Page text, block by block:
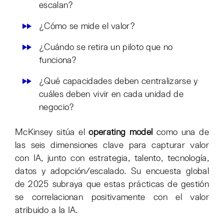
escalan?
¿Cómo se mide el valor?
¿Cuándo se retira un piloto que no
funciona?
¿Qué capacidades deben centralizarse y
cuáles deben vivir en cada unidad de
negocio?
McKinsey sitúa eloperating model como una de
las seis dimensiones clave para capturar valor
con IA, junto con estrategia, talento, tecnología,
datos y adopción/escalado. Su encuesta global
de 2025 subraya que estas prácticas de gestión
se correlacionan positivamente con el valor
atribuido a la IA.